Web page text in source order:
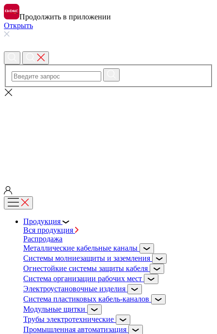
Продолжить в приложении
Открыть
Продукция
Вся продукция
Распродажа
Металлические кабельные каналы
Системы молниезащиты и заземления
Огнестойкие системы защиты кабеля
Система организации рабочих мест
Электроустановочные изделия
Система пластиковых кабель-каналов
Модульные щитки
Трубы электротехнические
Промышленная автоматизация